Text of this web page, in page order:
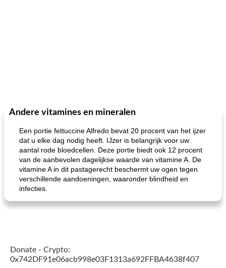
Andere vitamines en mineralen
Een portie fettuccine Alfredo bevat 20 procent van het ijzer
dat u elke dag nodig heeft. IJzer is belangrijk voor uw
aantal rode bloedcellen. Deze portie biedt ook 12 procent
van de aanbevolen dagelijkse waarde van vitamine A. De
vitamine A in dit pastagerecht beschermt uw ogen tegen
verschillende aandoeningen, waaronder blindheid en
infecties.
Donate - Crypto:
0x742DF91e06acb998e03F1313a692FFBA4638f407